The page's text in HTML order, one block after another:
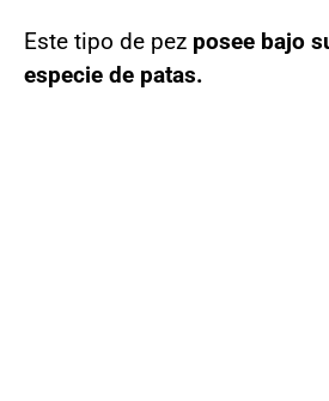
Este tipo de pez posee bajo
especie de patas.